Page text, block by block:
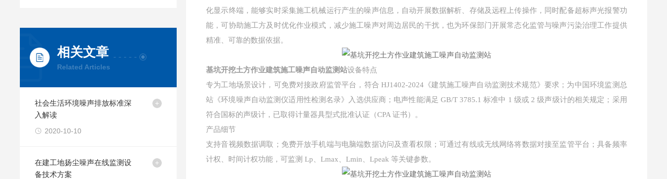
相关文章
Related Articles
社会生活环境噪声排放标准深
入解读
2020-10-10
在建工地扬尘噪声在线监测设
备技术方案
化显示终端，能够实时采集施工机械运行产生的噪声信息，自动开展数据解析、存储及远程上传操作，同时配备超标声光报警功
能，可协助施工方及时优化作业模式，减少施工噪声对周边居民的干扰，也为环保部门开展常态化监管与噪声污染治理工作提供
精准、可靠的数据依据。
基坑开挖土方作业建筑施工噪声自动监测站设备特点
专为工地场景设计，可免费对接政府监管平台，符合 HJ1402-2024《建筑施工噪声自动监测技术规范》要求；为中国环境监测总
站《环境噪声自动监测仪适用性检测名录》入选供应商；电声性能满足 GB/T 3785.1 标准中 1 级或 2 级声级计的相关规定；采用
符合国标的声级计，已取得计量器具型式批准认证（CPA 证书）。
产品细节
支持音视频数据调取；免费开放手机端与电脑端数据访问及查看权限；可通过有线或无线网络将数据对接至监管平台；具备频率
计权、时间计权功能，可监测 Lp、Lmax、Lmin、Lpeak 等关键参数。